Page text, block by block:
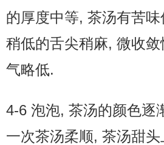
的厚度中等, 茶汤有苦
稍低的舌尖稍麻, 微收
气略低.
4-6 泡泡, 茶汤的颜色逐
一次茶汤柔顺, 茶汤甜